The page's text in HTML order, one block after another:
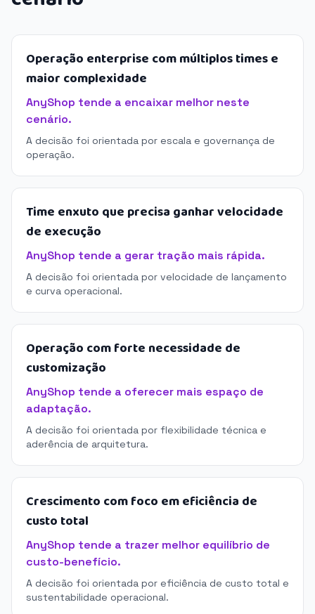
Operação enterprise com múltiplos times e
maior complexidade
AnyShop tende a encaixar melhor neste
cenário.
A decisão foi orientada por escala e governança de
operação.
Time enxuto que precisa ganhar velocidade
de execução
AnyShop tende a gerar tração mais rápida.
A decisão foi orientada por velocidade de lançamento
e curva operacional.
Operação com forte necessidade de
customização
AnyShop tende a oferecer mais espaço de
adaptação.
A decisão foi orientada por flexibilidade técnica e
aderência de arquitetura.
Crescimento com foco em eficiência de
custo total
AnyShop tende a trazer melhor equilíbrio de
custo-benefício.
A decisão foi orientada por eficiência de custo total e
sustentabilidade operacional.